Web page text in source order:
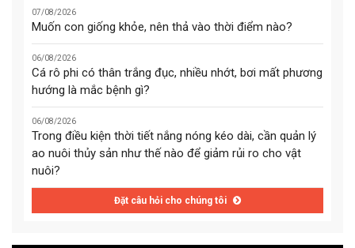
07/08/2026
Muốn con giống khỏe, nên thả vào thời điểm nào?
06/08/2026
Cá rô phi có thân trắng đục, nhiều nhớt, bơi mất phương
hướng là mắc bệnh gì?
06/08/2026
Trong điều kiện thời tiết nắng nóng kéo dài, cần quản lý
ao nuôi thủy sản như thế nào để giảm rủi ro cho vật
nuôi?
Đặt câu hỏi cho chúng tôi